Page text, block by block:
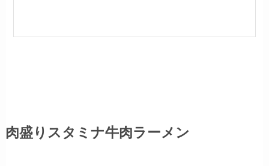
肉盛りスタミナ牛肉ラーメン